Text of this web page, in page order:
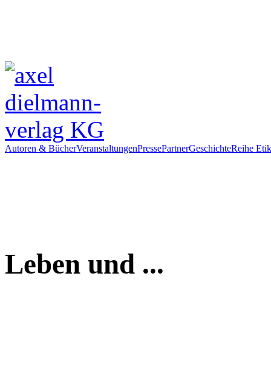
Autoren & BücherVeranstaltungenPressePartnerGeschichteReihe
Leben und ...